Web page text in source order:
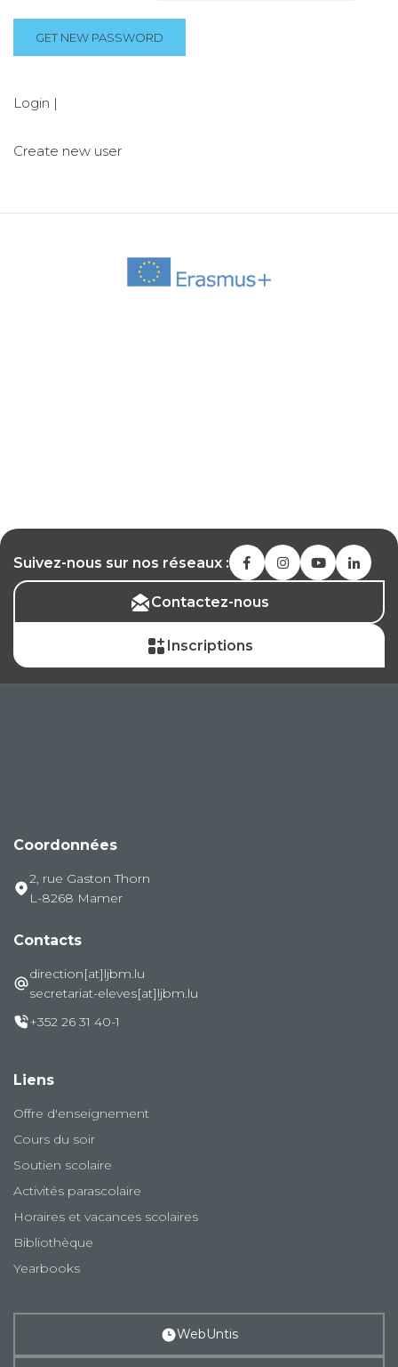
Login |
Create new user
Suivez-nous sur nos réseaux :
Contactez-nous
Inscriptions
Coordonnées
2, rue Gaston Thorn
L-8268 Mamer
Contacts
direction[at]ljbm.lu
secretariat-eleves[at]ljbm.lu
+352 26 31 40-1
Liens
Offre d'enseignement
Cours du soir
Soutien scolaire
Activités parascolaire
Horaires et vacances scolaires
Bibliothèque
Yearbooks
WebUntis